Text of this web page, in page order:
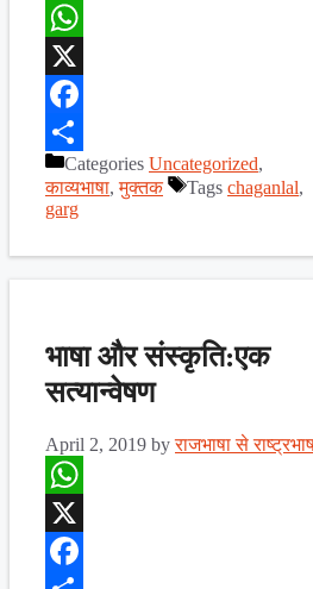
WhatsApp
X
Facebook
ShareCategories Uncategorized,
काव्यभाषा,मुक्तक Tags chaganlal,
garg
भाषा और संस्कृति:एक
सत्यान्वेषण
April 2, 2019 byराजभाषा से
WhatsApp
X